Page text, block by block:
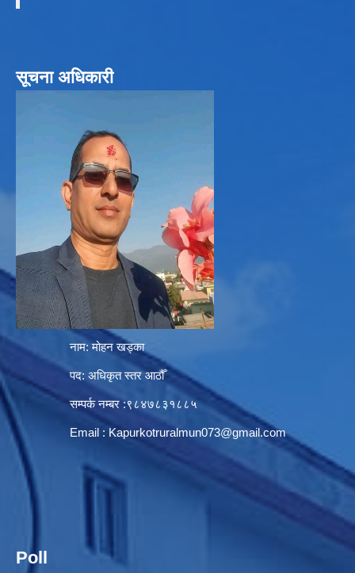
सूचना अधिकारी
नाम: मोहन खड्का
पद: अधिकृत स्तर आठौँ
सम्पर्क नम्बर :९८४७८३१८८५
Email : Kapurkotruralmun073@gmail.com
Poll